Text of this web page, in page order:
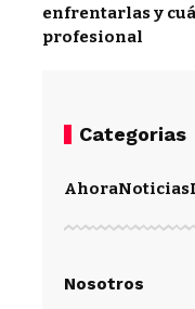
enfrentarlas y
profesional
Categorias
AhoraNoticias
Nosotros